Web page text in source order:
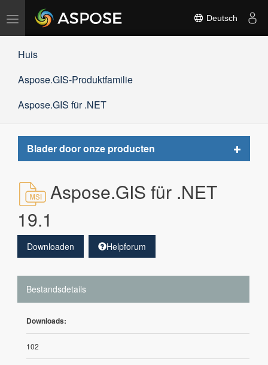
Navigation
umschalten
Deutsch
Huis
Aspose.GIS-Produktfamilie
Aspose.GIS für .NET
Blader door onze producten
Toggle
Aspose.GIS für .NET
19.1
Downloaden Helpforum
Bestandsdetails
Downloads:
102